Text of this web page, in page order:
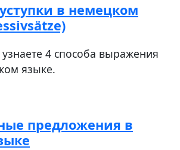
в немецком
4 способа выражения
языке.
предложения в